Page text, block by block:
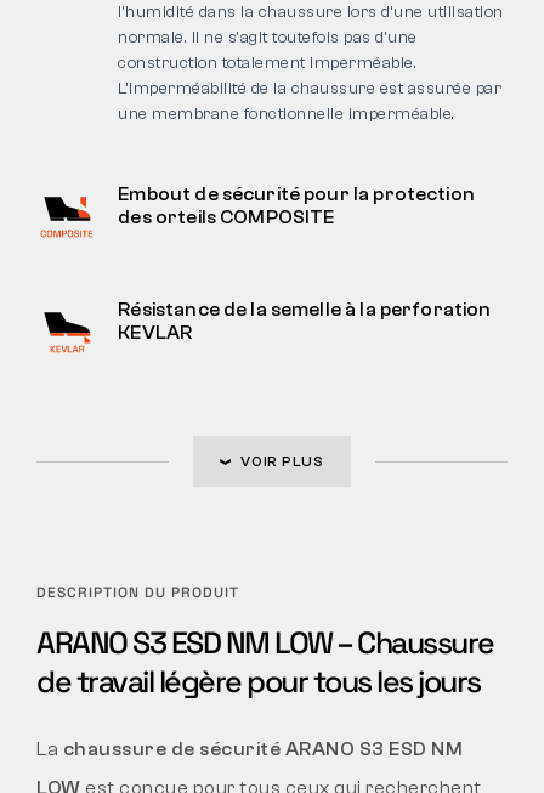
l’humidité dans la chaussure lors d’une utilisation
normale. Il ne s’agit toutefois pas d’une
construction totalement imperméable.
L’imperméabilité de la chaussure est assurée par
une membrane fonctionnelle imperméable.
Embout de sécurité pour la protection
des orteils COMPOSITE
Résistance de la semelle à la perforation
KEVLAR
VOIR PLUS
DESCRIPTION DU PRODUIT
ARANO S3 ESD NM LOW – Chaussure
de travail légère pour tous les jours
La chaussure de sécurité ARANO S3 ESD NM
LOW est conçue pour tous ceux qui recherchent